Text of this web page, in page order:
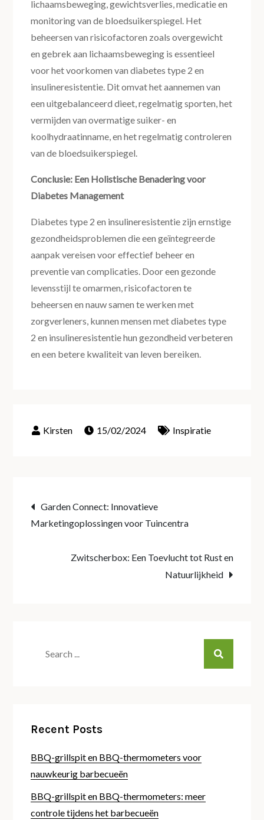
lichaamsbeweging, gewichtsverlies, medicatie en
monitoring van de bloedsuikerspiegel. Het
beheersen van risicofactoren zoals overgewicht
en gebrek aan lichaamsbeweging is essentieel
voor het voorkomen van diabetes type 2 en
insulineresistentie. Dit omvat het aannemen van
een uitgebalanceerd dieet, regelmatig sporten, het
vermijden van overmatige suiker- en
koolhydraatinname, en het regelmatig controleren
van de bloedsuikerspiegel.
Conclusie: Een Holistische Benadering voor
Diabetes Management
Diabetes type 2 en insulineresistentie zijn ernstige
gezondheidsproblemen die een geïntegreerde
aanpak vereisen voor effectief beheer en
preventie van complicaties. Door een gezonde
levensstijl te omarmen, risicofactoren te
beheersen en nauw samen te werken met
zorgverleners, kunnen mensen met diabetes type
2 en insulineresistentie hun gezondheid verbeteren
en een betere kwaliteit van leven bereiken.
15/02/2024 Inspiratie
Post
navigation
Garden Connect: Innovatieve
Marketingoplossingen voor Tuincentra
Zwitscherbox: Een Toevlucht tot Rust en
Natuurlijkheid
Recent Posts
BBQ-grillspit en BBQ-thermometers voor
nauwkeurig barbecueën
BBQ-grillspit en BBQ-thermometers: meer
controle tijdens het barbecueën